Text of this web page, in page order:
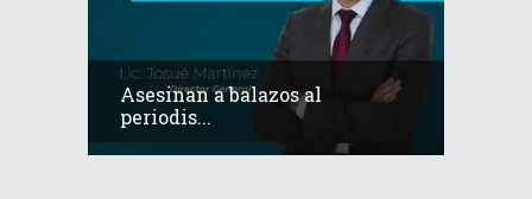
Asesinan a balazos al
periodis...